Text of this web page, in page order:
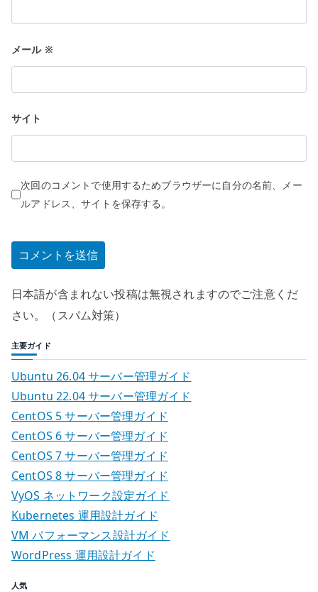
メール ※
サイト
次回のコメントで使用するためブラウザーに自分の名前、メー
ルアドレス、サイトを保存する。
日本語が含まれない投稿は無視されますのでご注意くだ
さい。（スパム対策）
主要ガイド
Ubuntu 26.04 サーバー管理ガイド
Ubuntu 22.04 サーバー管理ガイド
CentOS 5 サーバー管理ガイド
CentOS 6 サーバー管理ガイド
CentOS 7 サーバー管理ガイド
CentOS 8 サーバー管理ガイド
VyOS ネットワーク設定ガイド
Kubernetes 運用設計ガイド
VM パフォーマンス設計ガイド
WordPress 運用設計ガイド
人気